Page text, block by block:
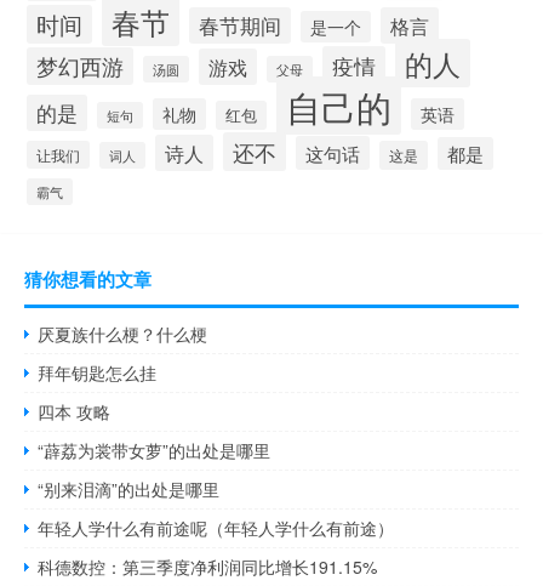
时间 春节 春节期间 是一个 格言
梦幻西游 汤圆 游戏 父母 疫情 的人
的是 短句 礼物 红包 自己的 英语
让我们 词人 诗人 还不 这句话 这是 都是
霸气
猜你想看的文章
厌夏族什么梗？什么梗
拜年钥匙怎么挂
四本 攻略
“薜荔为裳带女萝”的出处是哪里
“别来泪滴”的出处是哪里
年轻人学什么有前途呢（年轻人学什么有前途）
科德数控：第三季度净利润同比增长191.15%